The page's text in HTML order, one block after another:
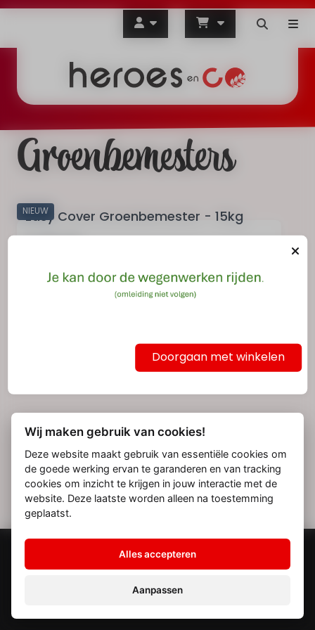
Groenbemesters
NIEUW
Easy Cover Groenbemester - 15kg
Algemene
Privacy Disclaimer Cookieverklaring
Doorgaan met winkelen
Wij maken gebruik van cookies!
Deze website maakt gebruik van essentiële cookies om
de goede werking ervan te garanderen en van tracking
cookies om inzicht te krijgen in jouw interactie met de
website. Deze laatste worden alleen na toestemming
geplaatst.
Alles accepteren
Aanpassen